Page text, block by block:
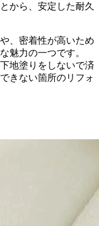
から、安定した耐久
、密着性が高いため
魅力の一つです。
地塗りをしないで済
きない箇所のリフォ